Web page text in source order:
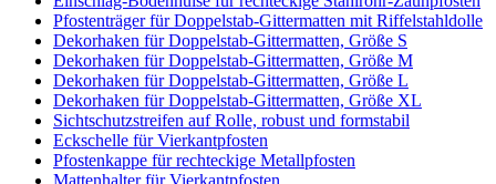
Pfostenträger für Doppelstab-Gittermatten mit Riffelstahldolle
Dekorhaken für Doppelstab-Gittermatten, Größe S
Dekorhaken für Doppelstab-Gittermatten, Größe M
Dekorhaken für Doppelstab-Gittermatten, Größe L
Dekorhaken für Doppelstab-Gittermatten, Größe XL
Sichtschutzstreifen auf Rolle, robust und formstabil
Eckschelle für Vierkantpfosten
Pfostenkappe für rechteckige Metallpfosten
Mattenhalter für Vierkantpfosten